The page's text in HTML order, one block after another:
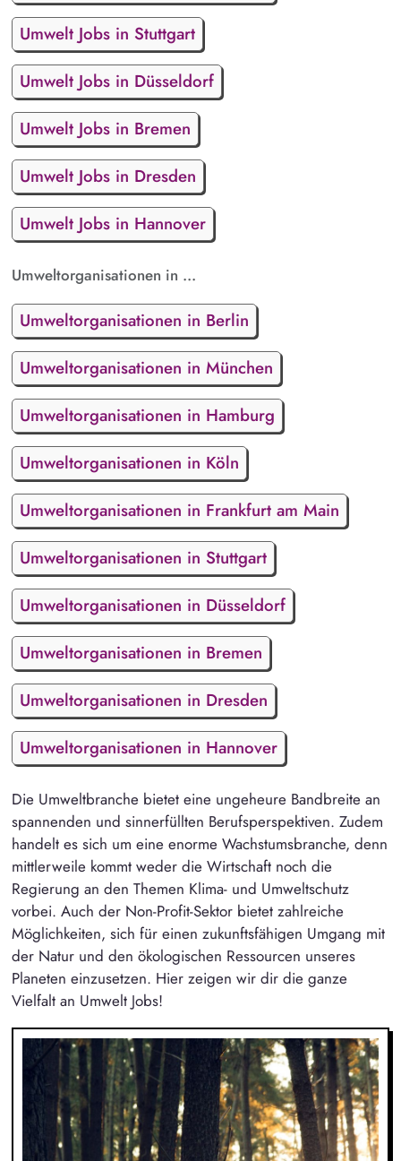
Umwelt Jobs in Stuttgart
Umwelt Jobs in Düsseldorf
Umwelt Jobs in Bremen
Umwelt Jobs in Dresden
Umwelt Jobs in Hannover
Umweltorganisationen in ...
Umweltorganisationen in Berlin
Umweltorganisationen in München
Umweltorganisationen in Hamburg
Umweltorganisationen in Köln
Umweltorganisationen in Frankfurt am Main
Umweltorganisationen in Stuttgart
Umweltorganisationen in Düsseldorf
Umweltorganisationen in Bremen
Umweltorganisationen in Dresden
Umweltorganisationen in Hannover
Die Umweltbranche bietet eine ungeheure Bandbreite an
spannenden und sinnerfüllten Berufsperspektiven. Zudem
handelt es sich um eine enorme Wachstumsbranche, denn
mittlerweile kommt weder die Wirtschaft noch die
Regierung an den Themen Klima- und Umweltschutz
vorbei. Auch der Non-Profit-Sektor bietet zahlreiche
Möglichkeiten, sich für einen zukunftsfähigen Umgang mit
der Natur und den ökologischen Ressourcen unseres
Planeten einzusetzen. Hier zeigen wir dir die ganze
Vielfalt an Umwelt Jobs!